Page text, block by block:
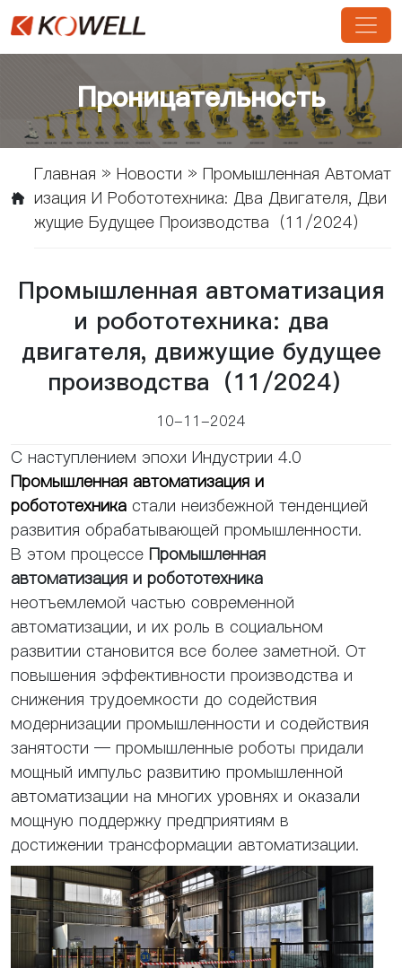
Проницательность
Главная » Новости » Промышленная Автомат
Изация И Робототехника: Два Двигателя, Дви
Жущие Будущее Производства（11/2024）
Промышленная автоматизация
и робототехника: два
двигателя, движущие будущее
производства（11/2024）
10-11-2024
С наступлением эпохи Индустрии 4.0
Промышленная автоматизация и
робототехника стали неизбежной тенденцией
развития обрабатывающей промышленности.
В этом процессе Промышленная
автоматизация и робототехника
неотъемлемой частью современной
автоматизации, и их роль в социальном
развитии становится все более заметной. От
повышения эффективности производства и
снижения трудоемкости до содействия
модернизации промышленности и содействия
занятости — промышленные роботы придали
мощный импульс развитию промышленной
автоматизации на многих уровнях и оказали
мощную поддержку предприятиям в
достижении трансформации автоматизации.